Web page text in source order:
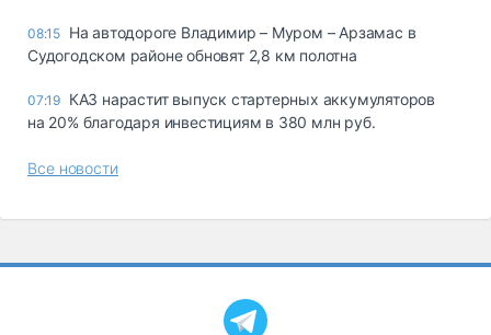
08:15 На автодороге Владимир – Муром – Арзамас в
Судогодском районе обновят 2,8 км полотна
07:19 КАЗ нарастит выпуск стартерных аккумуляторов
на 20% благодаря инвестициям в 380 млн руб.
Все новости